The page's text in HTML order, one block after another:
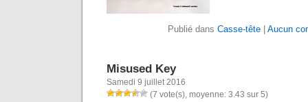
Publié dans Casse-tête Aucun
Misused Key
Samedi 9 juillet 2016
(7 vote(s), moyenne: 3.43 sur 5)